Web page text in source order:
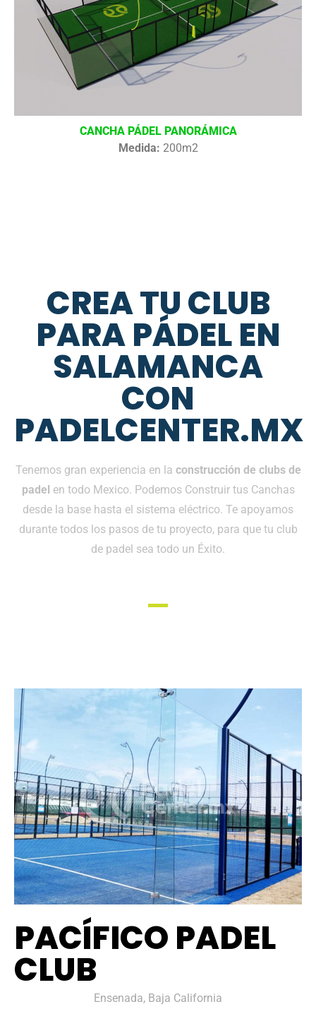
CANCHA PÁDEL PANORÁMICA
Medida: 200m2
CREA TU CLUB
PARA PÁDEL EN
SALAMANCA
CON
PADELCENTER.MX
Tenemos gran experiencia en la construcción de clubs de
padel en todo Mexico. Podemos Construir tus Canchas
desde la base hasta el sistema eléctrico. Te apoyamos
durante todos los pasos de tu proyecto, para que tu club
de padel sea todo un Éxito.
PACÍFICO PADEL
CLUB
Ensenada, Baja California